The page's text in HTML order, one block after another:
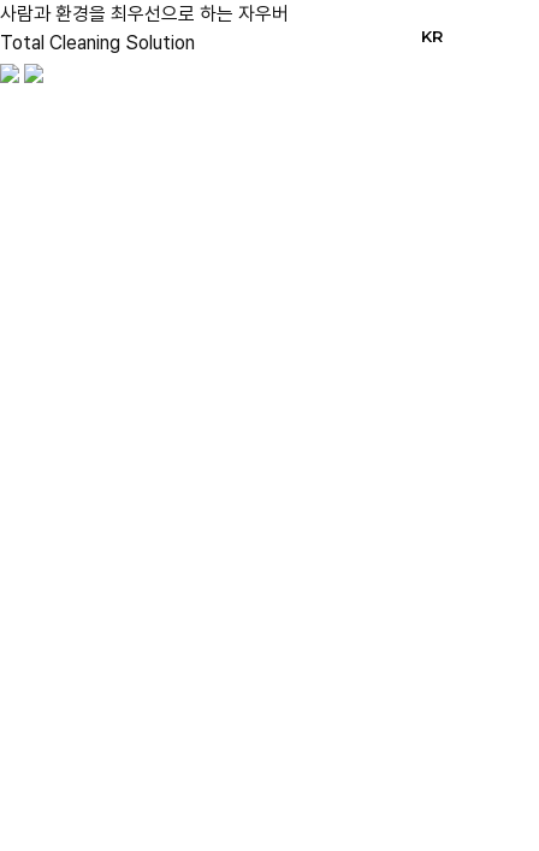
KR
사람과 환경을 최우선으로 하는 자우버
Total Cleaning Solution